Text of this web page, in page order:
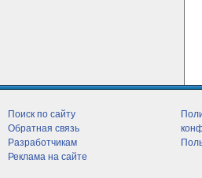
Поиск по сайту
Обратная связь
Разработчикам
Реклама на сайте